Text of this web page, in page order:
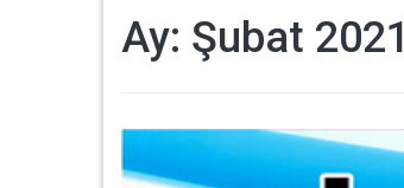
Ay: Şubat 2021